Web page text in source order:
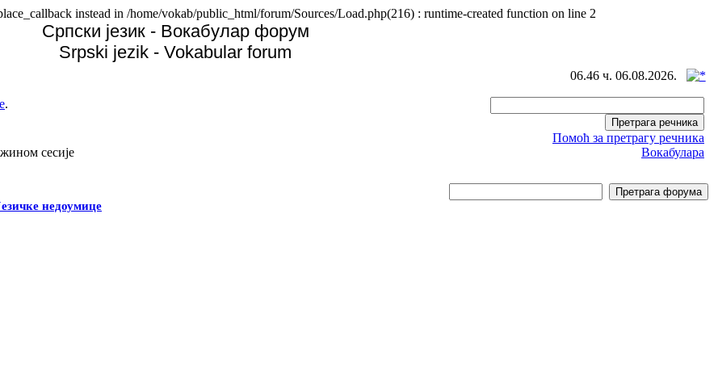
instead in /home/vokab/public_html/forum/Sources/Load.php(216) : runtime-created function on line 2
Српски језик - Вокабулар форум
Srpski jezik - Vokabular forum
06.46 ч. 06.08.2026.
.
сесије
Помоћ за претрагу речника
Вокабулара
недоумице